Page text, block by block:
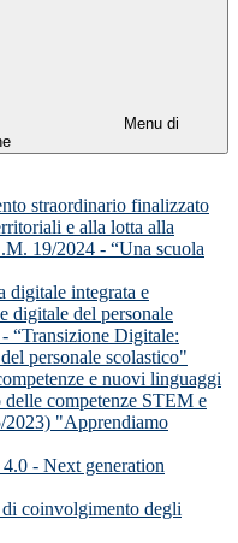
Menu di
straordinario finalizzato
e alla lotta alla
19/2024 - “Una scuola
digitale integrata e
digitale del personale
“Transizione Digitale:
personale scolastico"
e nuovi linguaggi
competenze STEM e
"Apprendiamo
- Next generation
coinvolgimento degli